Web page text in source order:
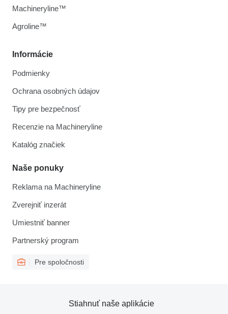
Informácie
Podmienky
Ochrana osobných údajov
Tipy pre bezpečnosť
Recenzie na Machineryline
Katalóg značiek
Naše ponuky
Reklama na Machineryline
Zverejniť inzerát
Umiestniť banner
Partnerský program
Pre spoločnosti
Machineryline™
Agroline™
Stiahnuť naše aplikácie